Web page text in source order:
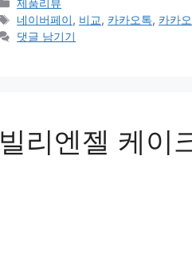
테
고
제품리뷰
태
그
네이버페이, 비교, 카카오톡, 카카
댓글 남기기
빌리엔젤 케이